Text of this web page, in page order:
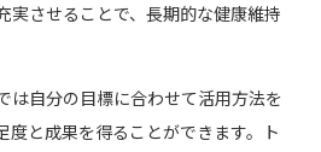
実させることで、長期的な健康維持
は自分の目標に合わせて活用方法を
度と成果を得ることができます。ト